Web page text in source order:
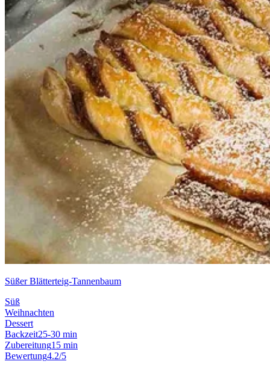
Süßer Blätterteig-Tannenbaum
Süß
Weihnachten
Dessert
Backzeit25-30 min
Zubereitung15 min
Bewertung4.2/5